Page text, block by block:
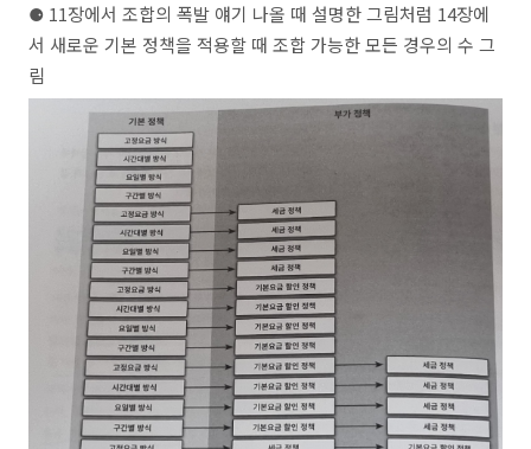
⚈ 11장에서 조합의 폭발 얘기 나올 때 설명한 그림처럼 14장에
서 새로운 기본 정책을 적용할 때 조합 가능한 모든 경우의 수 그
림